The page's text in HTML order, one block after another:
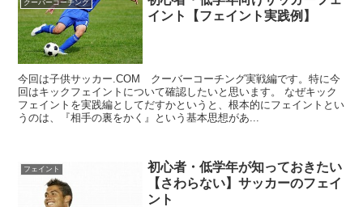
クーバーコーチング
イント【フェイント実践例】
今回は子供サッカー.COM クーバーコーチング実戦編です。特に今
回はキックフェイントについて確認したいと思います。 なぜキック
フェイントを実践編としてだすかというと、根本的にフェイントとい
うのは、『相手の裏をかく』という基本思想があ...
フェイント
初心者・低学年が知っておきたい
【さわらない】サッカーのフェイ
ント